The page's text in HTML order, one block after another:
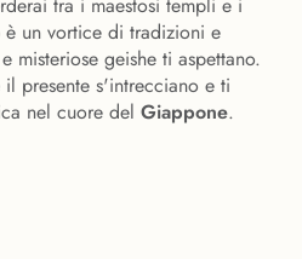
è un vortice di tradizioni e
misteriose geishe ti aspettano.
presente s'intrecciano e ti
nel cuore del Giappone.